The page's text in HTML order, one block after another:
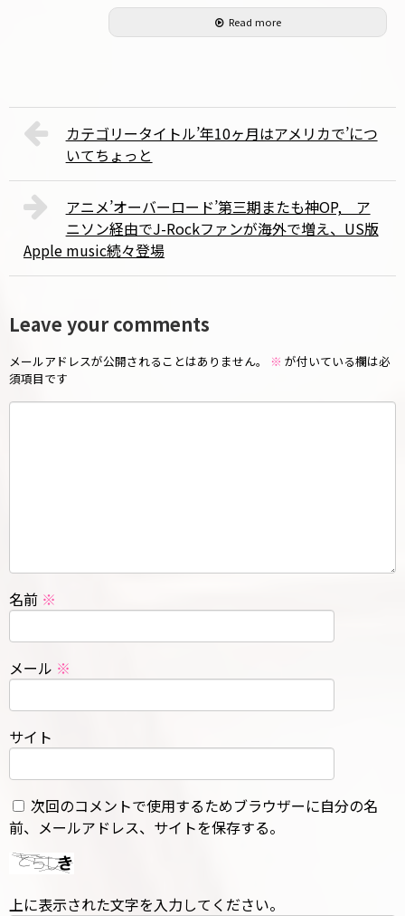
Read more
カテゴリータイトル’年10ヶ月はアメリカで’につ
いてちょっと
アニメ’オーバーロード’第三期またも神OP, ア
ニソン経由でJ-Rockファンが海外で増え、US版
Apple music続々登場
Leave your comments
メールアドレスが公開されることはありません。 ※ が付いている欄は必
須項目です
名前 ※
メール ※
サイト
次回のコメントで使用するためブラウザーに自分の名
前、メールアドレス、サイトを保存する。
上に表示された文字を入力してください。